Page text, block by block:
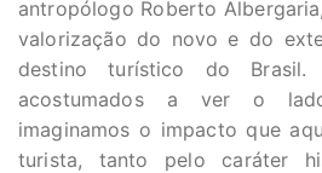
antropólogo Roberto
valorização do novo e do
destino turístico do Brasil.
acostumados a ver o
imaginamos o impacto que
turista, tanto pelo caráter